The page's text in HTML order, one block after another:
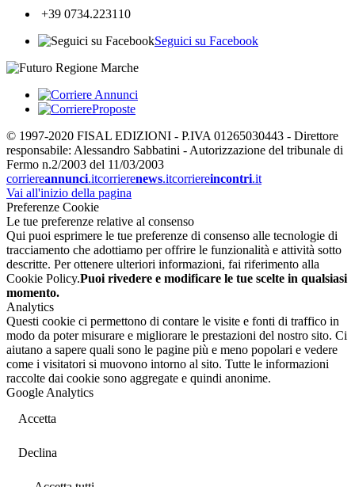
+39 0734.223110
Seguici su Facebook
© 1997-2020 FISAL EDIZIONI - P.IVA 01265030443 - Direttore
responsabile: Alessandro Sabbatini - Autorizzazione del tribunale di
Fermo n.2/2003 del 11/03/2003
corriereannunci.itcorrierenews.itcorriereincontri.it
Vai all'inizio della pagina
Preferenze Cookie
Le tue preferenze relative al consenso
Qui puoi esprimere le tue preferenze di consenso alle tecnologie di
tracciamento che adottiamo per offrire le funzionalità e attività sotto
descritte. Per ottenere ulteriori informazioni, fai riferimento alla
Cookie Policy.Puoi rivedere e modificare le tue scelte in qualsiasi
momento.
Analytics
Questi cookie ci permettono di contare le visite e fonti di traffico in
modo da poter misurare e migliorare le prestazioni del nostro sito. Ci
aiutano a sapere quali sono le pagine più e meno popolari e vedere
come i visitatori si muovono intorno al sito. Tutte le informazioni
raccolte dai cookie sono aggregate e quindi anonime.
Google Analytics
Accetta
Declina